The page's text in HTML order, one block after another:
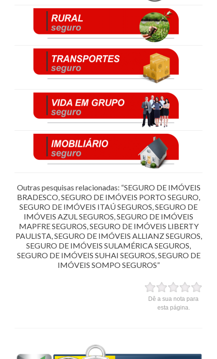
Outras pesquisas relacionadas: “SEGURO DE IMÓVEIS
BRADESCO, SEGURO DE IMÓVEIS PORTO SEGURO,
SEGURO DE IMÓVEIS ITAÚ SEGUROS, SEGURO DE
IMÓVEIS AZUL SEGUROS, SEGURO DE IMÓVEIS
MAPFRE SEGUROS, SEGURO DE IMÓVEIS LIBERTY
PAULISTA, SEGURO DE IMÓVEIS ALLIANZ SEGUROS,
SEGURO DE IMÓVEIS SULAMÉRICA SEGUROS,
SEGURO DE IMÓVEIS SUHAI SEGUROS, SEGURO DE
IMÓVEIS SOMPO SEGUROS”
Dê a sua nota para
esta página.